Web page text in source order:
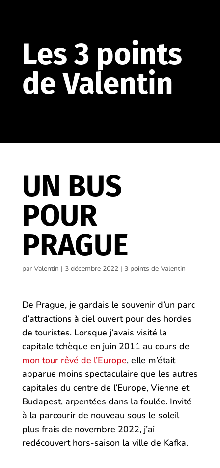
Les 3 points
de Valentin
UN BUS
POUR
PRAGUE
par Valentin | 3 décembre 2022| 3 points de Valentin
De Prague, je gardais le souvenir d’un parc
d’attractions à ciel ouvert pour des hordes
de touristes. Lorsque j’avais visité la
capitale tchèque en juin 2011 au cours de
mon tour rêvé de l’Europe, elle m’était
apparue moins spectaculaire que les autres
capitales du centre de l’Europe, Vienne et
Budapest, arpentées dans la foulée. Invité
à la parcourir de nouveau sous le soleil
plus frais de novembre 2022, j’ai
redécouvert hors-saison la ville de Kafka.